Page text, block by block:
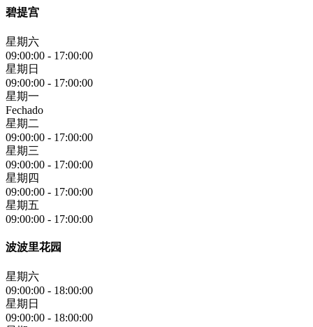
碧提宫
星期六
09:00:00 - 17:00:00
星期日
09:00:00 - 17:00:00
星期一
Fechado
星期二
09:00:00 - 17:00:00
星期三
09:00:00 - 17:00:00
星期四
09:00:00 - 17:00:00
星期五
09:00:00 - 17:00:00
波波里花园
星期六
09:00:00 - 18:00:00
星期日
09:00:00 - 18:00:00